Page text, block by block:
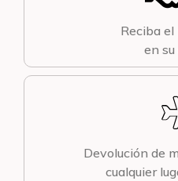
Reciba
en su
Devolución de
cualquier